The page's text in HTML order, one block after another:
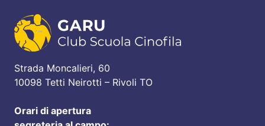
Strada Moncalieri, 60
10098 Tetti Neirotti – Rivoli TO
Orari di apertura